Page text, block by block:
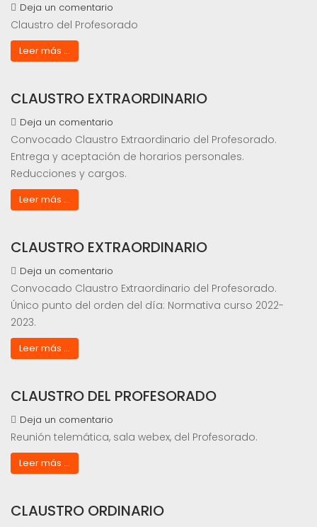
Deja un comentario
Claustro del Profesorado
Leer más ...
CLAUSTRO EXTRAORDINARIO
Deja un comentario
Convocado Claustro Extraordinario del Profesorado.
Entrega y aceptación de horarios personales.
Reducciones y cargos.
Leer más ...
CLAUSTRO EXTRAORDINARIO
Deja un comentario
Convocado Claustro Extraordinario del Profesorado.
Único punto del orden del día: Normativa curso 2022-
2023.
Leer más ...
CLAUSTRO DEL PROFESORADO
Deja un comentario
Reunión telemática, sala webex, del Profesorado.
Leer más ...
CLAUSTRO ORDINARIO